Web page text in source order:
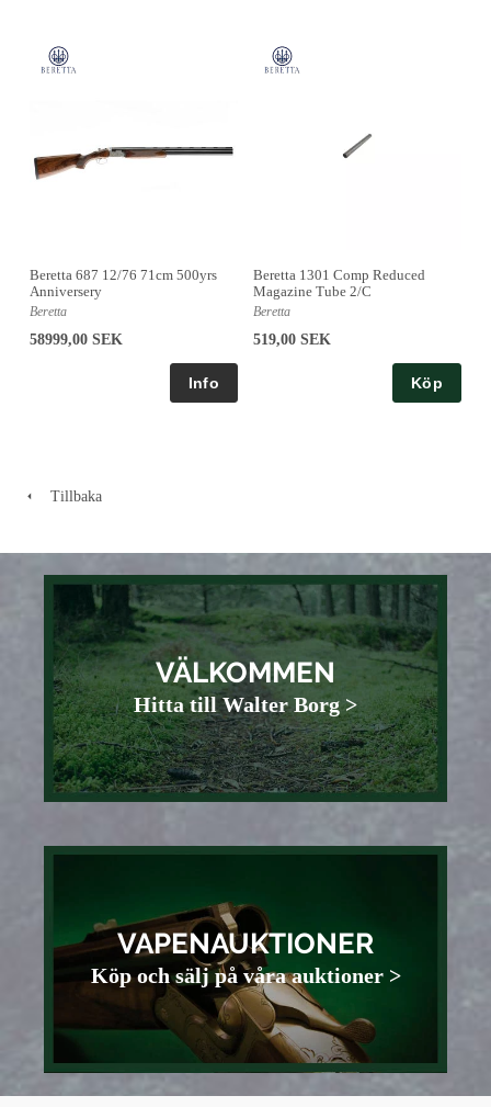
Beretta 687 12/76 71cm 500yrs
Anniversery
Beretta
58999,00 SEK
Beretta 1301 Comp Reduced
Magazine Tube 2/C
Beretta
519,00 SEK
Köp
Tillbaka
VÄLKOMMEN
Hitta till Walter Borg >
VAPENAUKTIONER
Köp och sälj på våra auktioner >